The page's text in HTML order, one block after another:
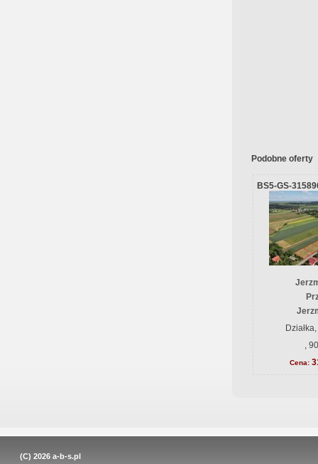
Podobne oferty
BS5-GS-
,
Cena:
(C) 2026 a-b-s.pl